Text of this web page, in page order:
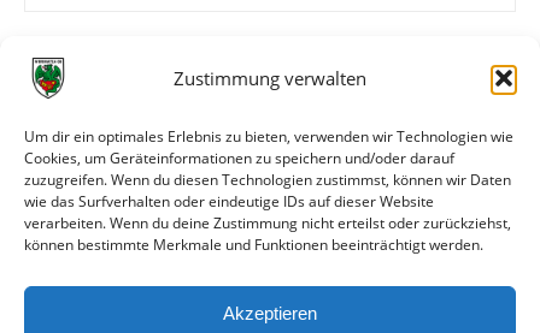
Zustimmung verwalten
Um dir ein optimales Erlebnis zu bieten, verwenden wir Technologien wie
Cookies, um Geräteinformationen zu speichern und/oder darauf
zuzugreifen. Wenn du diesen Technologien zustimmst, können wir Daten
wie das Surfverhalten oder eindeutige IDs auf dieser Website
verarbeiten. Wenn du deine Zustimmung nicht erteilst oder zurückziehst,
können bestimmte Merkmale und Funktionen beeinträchtigt werden.
Akzeptieren
Tore
Info
1. Wohnwert 365 GmbH Cup in Neuhausen, 2.
Gespielt wurde 1x 45 Minuten. Wormatia damit
Turniersieger.
Alle bisherigen Partien der beiden Mannschaften